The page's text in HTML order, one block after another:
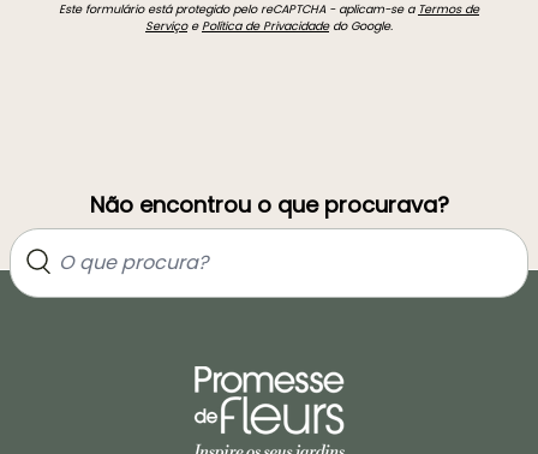
Este formulário está protegido pelo reCAPTCHA - aplicam-se a Termos de
ServiçoePolítica de Privacidadedo Google.
Não encontrou o que procurava?